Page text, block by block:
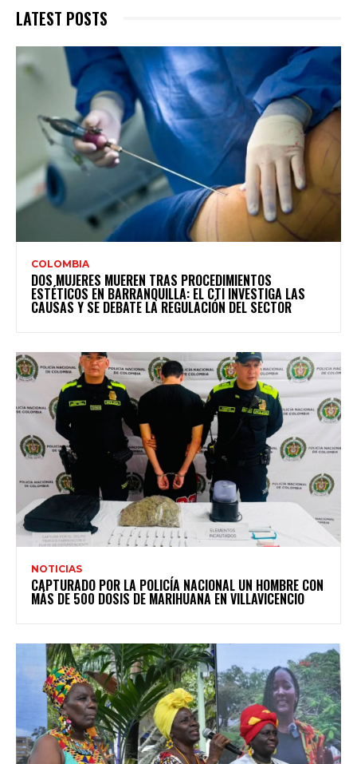
LATEST POSTS
COLOMBIA
DOS MUJERES MUEREN TRAS PROCEDIMIENTOS
ESTÉTICOS EN BARRANQUILLA: EL CTI INVESTIGA LAS
CAUSAS Y SE DEBATE LA REGULACIÓN DEL SECTOR
NOTICIAS
CAPTURADO POR LA POLICÍA NACIONAL UN HOMBRE CON
MÁS DE 500 DOSIS DE MARIHUANA EN VILLAVICENCIO